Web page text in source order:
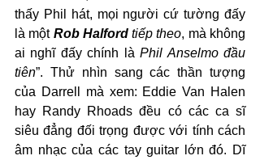
thấy Phil hát, mọi người cứ tường đấy
là một Rob Halford tiếp theo, mà không
ai nghĩ đấy chính là Phil Anselmo đầu
tiên”. Thử nhìn sang các thần tượng
của Darrell mà xem: Eddie Van Halen
hay Randy Rhoads đều có các ca sĩ
siêu đẳng đối trọng được với tính cách
âm nhạc của các tay guitar lớn đó. Dĩ